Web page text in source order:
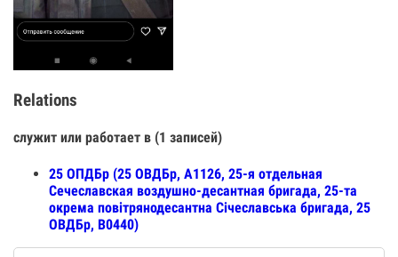
Relations
служит или работает в (1 записей)
25 ОПДБр (25 ОВДБр, А1126, 25-я отдельная
Сечеславская воздушно-десантная бригада, 25-та
окрема повітрянодесантна Січеславська бригада, 25
ОВДБр, В0440)